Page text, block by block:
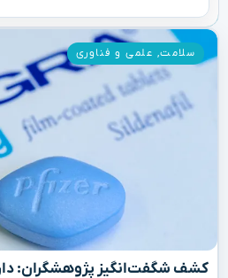
کشف شگفت‌انگیز پژوهشگران:
سلامت, علمی و فناوری